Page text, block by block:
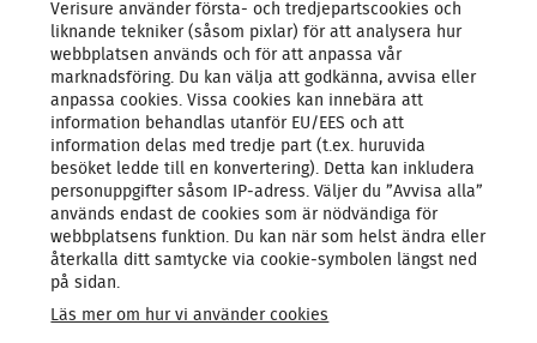
KONTAKTA OSS
LARMSYSTEM
PRODUKTER & TJÄNSTER
OM OSS
Verisure använder första- och tredjepartscookies och
liknande tekniker (såsom pixlar) för att analysera hur
webbplatsen används och för att anpassa vår
marknadsföring. Du kan välja att godkänna, avvisa eller
anpassa cookies. Vissa cookies kan innebära att
information behandlas utanför EU/EES och att
information delas med tredje part (t.ex. huruvida
besöket ledde till en konvertering). Detta kan inkludera
personuppgifter såsom IP‑adress. Väljer du ”Avvisa alla”
används endast de cookies som är nödvändiga för
webbplatsens funktion. Du kan när som helst ändra eller
återkalla ditt samtycke via cookie‑symbolen längst ned
på sidan.
Läs mer om hur vi använder cookies